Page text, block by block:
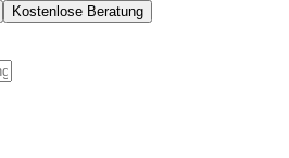
Kostenlose Beratung